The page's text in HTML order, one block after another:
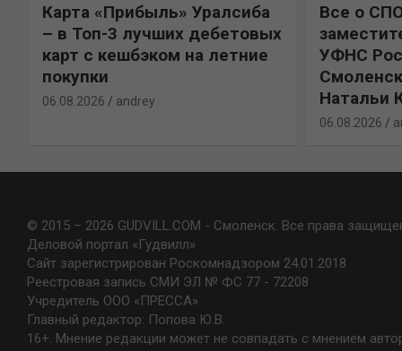
Все о СПОТе: интервью
заместителя руководителя
УФНС России по
Смоленской области
Натальи Калядиной
о XIV
2026”
06.08.2026
© 2015 – 2026 GUDVILL.COM - Смоленск. Все права
Деловой портал «Гудвилл»
Сайт зарегистрирован Роскомнадзором 24.01.2018
Реестровая запись СМИ ЭЛ № ФС 77 - 72208
Учредитель ООО «ПРЕССА»
Главный редактор: Попова Ю.В.
16+. Мнение редакции может не совпадать с мнением